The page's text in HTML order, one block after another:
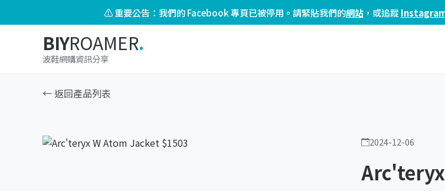
⚠️ 重要公告：我們的 Facebook 專頁已被停用。請緊貼我們的網站，或追蹤
BIYROAMER.
波鞋網購資訊分享
← 返回產品列表
2024-12-06